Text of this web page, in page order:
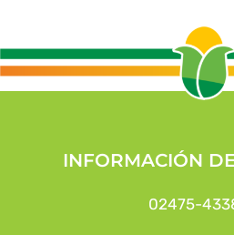
INFORMACIÓN
02475-